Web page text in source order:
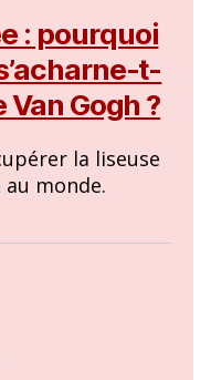
: pourquoi
t-
Gogh ?
la liseuse
monde.